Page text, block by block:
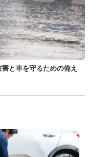
と車を守るための備え